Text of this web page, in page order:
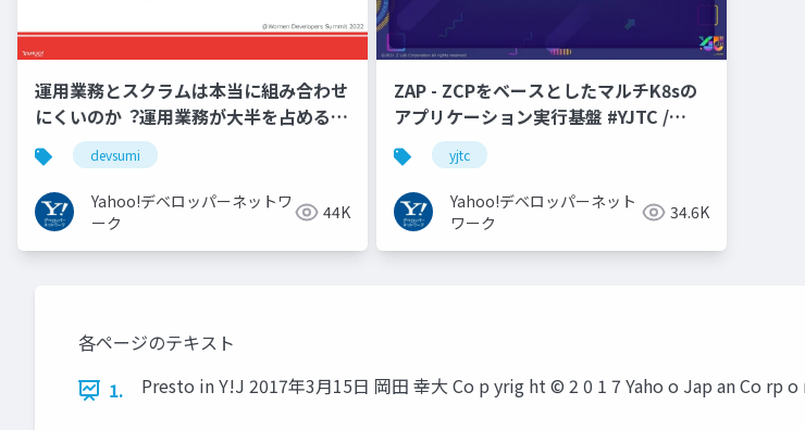
運用業務とスクラムは本当に組み合わせ
にくいのか︖運用業務が大半を占めるプ
ロダクト開発での試行錯誤
devsumi
Yahoo!デベロッパーネットワ
ーク
44K
ZAP - ZCPをベースとしたマルチK8sの
アプリケーション実行基盤 #YJTC /
YJTC21 B-3
yjtc
Yahoo!デベロッパーネット
ワーク
34.6K
各ページのテキスト
1.
Presto in Y!J 2017年3月15日 岡田 幸大 Co p yrig ht © 2 0 1 7 Yaho o Jap an Co rp